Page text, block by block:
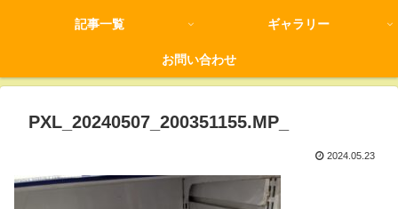
記事一覧 ギャラリー
お問い合わせ
PXL_20240507_200351155.MP_
2024.05.23